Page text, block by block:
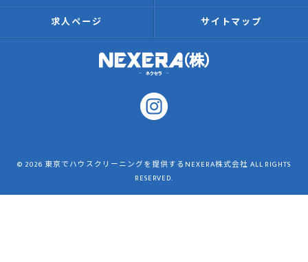
求人ページ サイトマップ
© 2026 東京でハウスクリーニングを提供するNEXERA株式会社 ALL RIGHTS
RESERVED.